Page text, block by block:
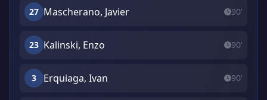
27 Mascherano, Javier 90'
23 Kalinski, Enzo 90'
3 Erquiaga, Ivan 90'